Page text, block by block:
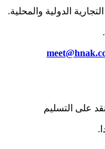
الدولية والمحلية.
على التسليم